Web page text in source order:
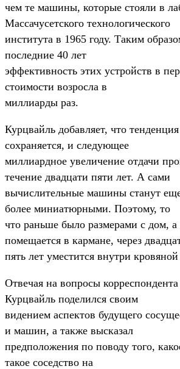
чем те машины, которые стояли в
Массачусетского технологического
института в 1965 году. Таким
последние 40 лет
эффективность этих устройств в
стоимости возросла в
миллиарды раз.
Курцвайль добавляет, что
сохраняется, и следующее
миллиардное увеличение отдачи
течение двадцати пяти лет. А сами
вычислительные машины станут
более миниатюрными. Поэтому, то
что раньше было размерами с дом, а
помещается в кармане, через
пять лет уместится внутри
Отвечая на вопросы
Курцвайль поделился своим
видением аспектов будущего
и машин, а также высказал
предположения по поводу того,
такое соседство на